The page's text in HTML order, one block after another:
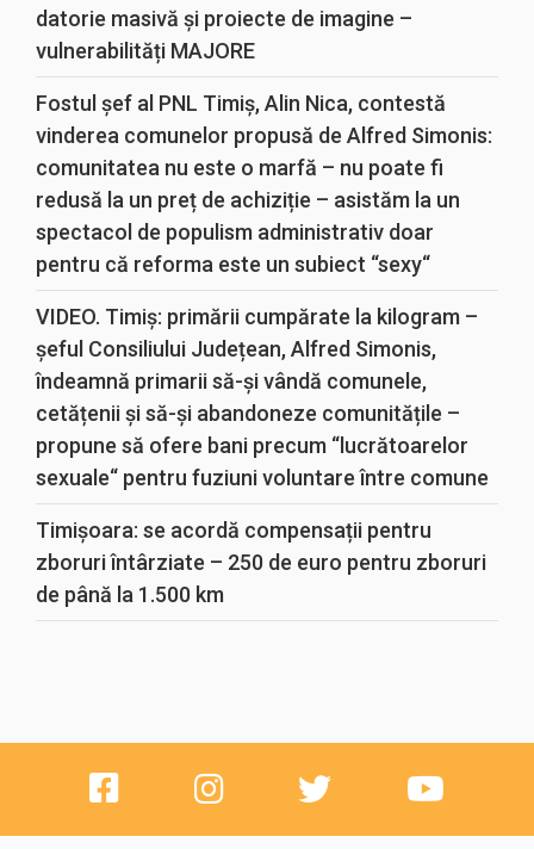
datorie masivă și proiecte de imagine –
vulnerabilități MAJORE
Fostul șef al PNL Timiș, Alin Nica, contestă
vinderea comunelor propusă de Alfred Simonis:
comunitatea nu este o marfă – nu poate fi
redusă la un preț de achiziție – asistăm la un
spectacol de populism administrativ doar
pentru că reforma este un subiect “sexy“
VIDEO. Timiș: primării cumpărate la kilogram –
șeful Consiliului Județean, Alfred Simonis,
îndeamnă primarii să-și vândă comunele,
cetățenii și să-și abandoneze comunitățile –
propune să ofere bani precum “lucrătoarelor
sexuale“ pentru fuziuni voluntare între comune
Timișoara: se acordă compensații pentru
zboruri întârziate – 250 de euro pentru zboruri
de până la 1.500 km